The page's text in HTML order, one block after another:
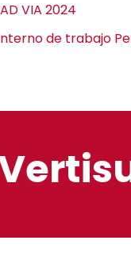
VIA 2024
de trabajo